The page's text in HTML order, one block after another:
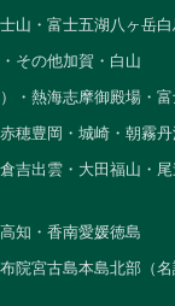
山・富士五湖八ヶ岳
その他加賀・白山
・熱海志摩御殿場・
穂豊岡・城崎・朝霧丹
吉出雲・大田 福山・
高知・香南愛媛徳島
院宮古島本島北部（名